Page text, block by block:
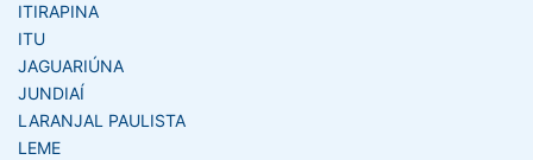
ITIRAPINA
ITU
JAGUARIÚNA
JUNDIAÍ
LARANJAL PAULISTA
LEME